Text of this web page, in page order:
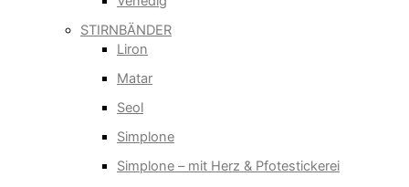
STIRNBÄNDER
Liron
Matar
Seol
Simplone
Simplone – mit Herz & Pfotestickerei